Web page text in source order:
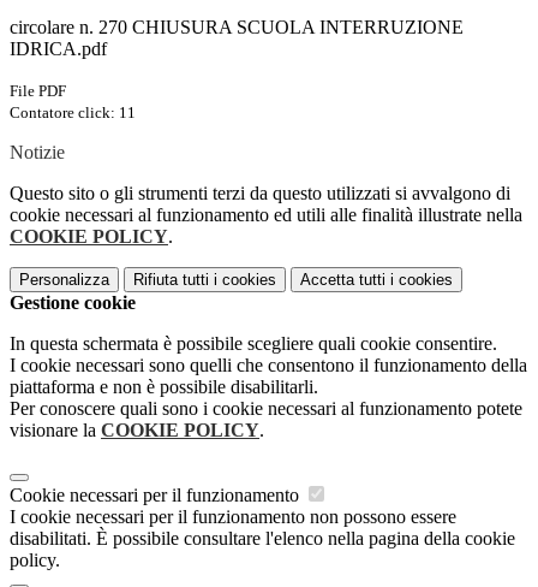
circolare n. 270 CHIUSURA SCUOLA INTERRUZIONE
IDRICA.pdf
File PDF
Contatore click: 11
Notizie
Questo sito o gli strumenti terzi da questo utilizzati si avvalgono di
cookie necessari al funzionamento ed utili alle finalità illustrate nella
COOKIE POLICY.
Personalizza Rifiuta tutti i cookies Accetta tutti i cookies
Gestione cookie
In questa schermata è possibile scegliere quali cookie consentire.
I cookie necessari sono quelli che consentono il funzionamento della
piattaforma e non è possibile disabilitarli.
Per conoscere quali sono i cookie necessari al funzionamento potete
visionare la COOKIE POLICY.
Cookie necessari per il funzionamento
I cookie necessari per il funzionamento non possono essere
disabilitati. È possibile consultare l'elenco nella pagina della cookie
policy.